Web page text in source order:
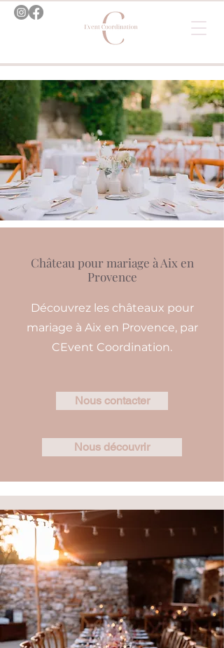
Château pour mariage à Aix en
Provence
Découvrez les châteaux pour
mariage à Aix en Provence, par
CEvent Coordination.
Nous contacter
Nous découvrir